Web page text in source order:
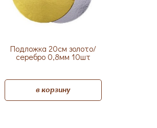
Подложка 20см золото/
серебро 0,8мм 10шт
в корзину